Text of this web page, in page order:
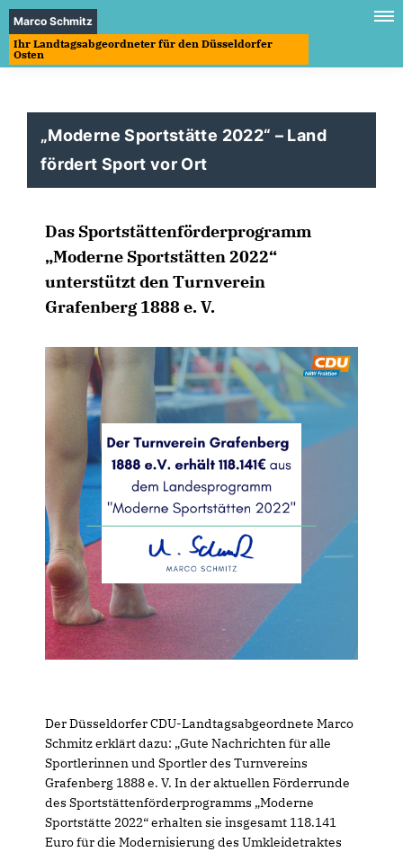
Marco Schmitz
Ihr Landtagsabgeordneter für den Düsseldorfer
Osten
Moderne Sportstätte 2022“ – Land
fördert Sport vor Ort
Das Sportstättenförderprogramm
Moderne Sportstätten 2022“
unterstützt den Turnverein
Grafenberg 1888 e. V.
Der Düsseldorfer CDU-Landtagsabgeordnete Marco
Schmitz erklärt dazu: „Gute Nachrichten für alle
Sportlerinnen und Sportler des Turnvereins
Grafenberg 1888 e. V. In der aktuellen Förderrunde
des Sportstättenförderprogramms „Moderne
Sportstätte 2022“ erhalten sie insgesamt 118.141
Euro für die Modernisierung des Umkleidetraktes